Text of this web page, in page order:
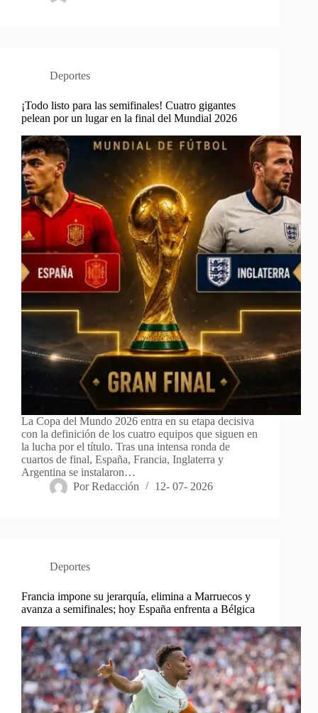
Deportes
¡Todo listo para las semifinales! Cuatro gigantes
pelean por un lugar en la final del Mundial 2026
La Copa del Mundo 2026 entra en su etapa decisiva
con la definición de los cuatro equipos que siguen en
la lucha por el título. Tras una intensa ronda de
cuartos de final, España, Francia, Inglaterra y
Argentina se instalaron…
Por Redacción 12- 07- 2026
Deportes
Francia impone su jerarquía, elimina a Marruecos y
avanza a semifinales; hoy España enfrenta a Bélgica